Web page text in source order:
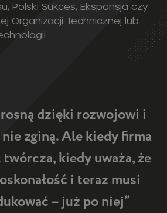
Polski Sukces, Ekspansja czy
Organizacji Technicznej lub
dzięki rozwojowi i
zginą. Ale kiedy firma
kiedy uważa, że
i teraz musi
– już po niej”